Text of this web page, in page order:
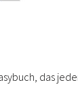
das